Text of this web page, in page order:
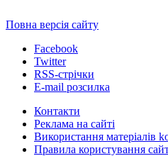
Повна версія сайту
Facebook
Twitter
RSS-стрічки
E-mail розсилка
Контакти
Реклама на сайті
Використання матеріалів
Правила користування